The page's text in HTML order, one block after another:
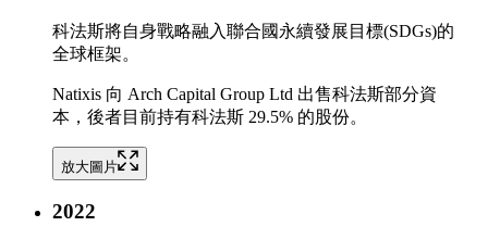
科法斯將自身戰略融入聯合國永續發展目標(SDGs)的
全球框架。
Natixis 向 Arch Capital Group Ltd 出售科法斯部分資
本，後者目前持有科法斯 29.5% 的 股份。
放大圖片
2022